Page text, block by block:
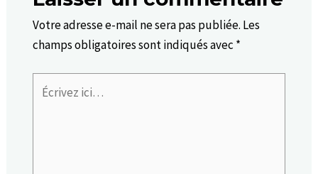
Votre adresse e-mail ne sera pas publiée. Les
champs obligatoires sont indiqués avec *
Écrivez
ici…